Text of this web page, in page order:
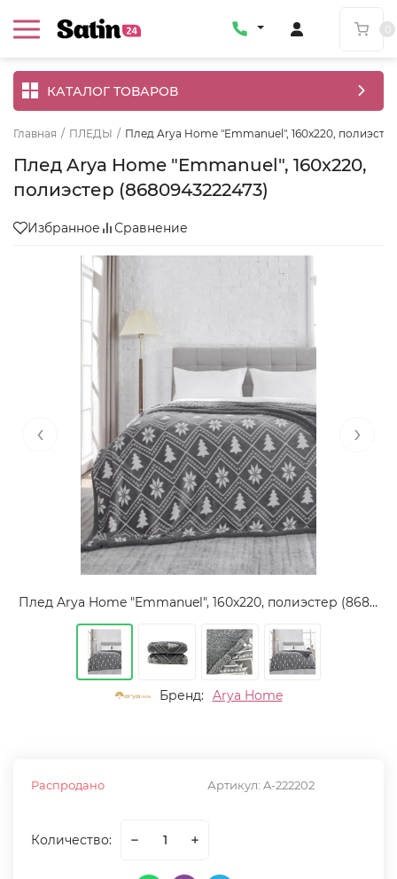
КАТАЛОГ ТОВАРОВ
Главная / ПЛЕДЫ / Плед Arya Home "Emmanuel", 160x220,
Плед Arya Home "Emmanuel", 160x220,
полиэстер (8680943222473)
Избранное Сравнение
Плед Arya Home "Emmanuel", 160x220, полиэстер (8680943222473)
‹ ›
Бренд: Arya Home
Артикул: A-222202
Распродано
Количество: